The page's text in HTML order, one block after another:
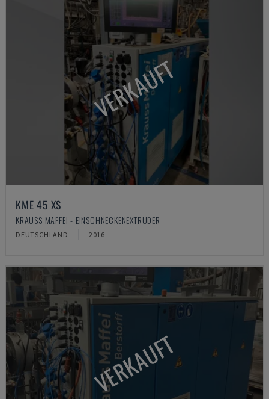
VERKAUFT
KME 45 XS
KRAUSS MAFFEI - EINSCHNECKENEXTRUDER
DEUTSCHLAND 2016
VERKAUFT